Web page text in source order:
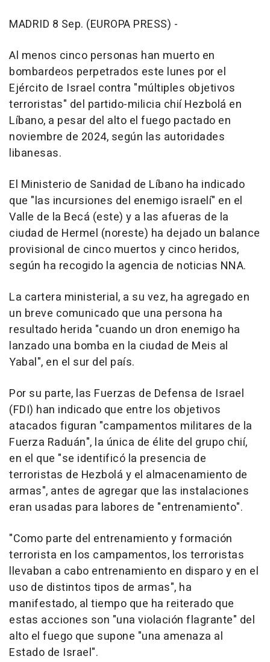
MADRID 8 Sep. (EUROPA PRESS) -
Al menos cinco personas han muerto en
bombardeos perpetrados este lunes por el
Ejército de Israel contra "múltiples objetivos
terroristas" del partido-milicia chií Hezbolá en
Líbano, a pesar del alto el fuego pactado en
noviembre de 2024, según las autoridades
libanesas.
El Ministerio de Sanidad de Líbano ha indicado
que "las incursiones del enemigo israelí" en el
Valle de la Becá (este) y a las afueras de la
ciudad de Hermel (noreste) ha dejado un balance
provisional de cinco muertos y cinco heridos,
según ha recogido la agencia de noticias NNA.
La cartera ministerial, a su vez, ha agregado en
un breve comunicado que una persona ha
resultado herida "cuando un dron enemigo ha
lanzado una bomba en la ciudad de Meis al
Yabal", en el sur del país.
Por su parte, las Fuerzas de Defensa de Israel
(FDI) han indicado que entre los objetivos
atacados figuran "campamentos militares de la
Fuerza Raduán", la única de élite del grupo chií,
en el que "se identificó la presencia de
terroristas de Hezbolá y el almacenamiento de
armas", antes de agregar que las instalaciones
eran usadas para labores de "entrenamiento".
"Como parte del entrenamiento y formación
terrorista en los campamentos, los terroristas
llevaban a cabo entrenamiento en disparo y en el
uso de distintos tipos de armas", ha
manifestado, al tiempo que ha reiterado que
estas acciones son "una violación flagrante" del
alto el fuego que supone "una amenaza al
Estado de Israel".